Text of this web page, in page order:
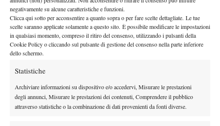
negativamente su alcune caratteristiche e funzioni.
Clicca qui sotto per acconsentire a quanto sopra o per fare scelte dettagliate. Le tue
scelte saranno applicate solamente a questo sito. È possibile modificare le impostazioni
in qualsiasi momento, compreso il ritiro del consenso, utilizzando i pulsanti della
Cookie Policy o cliccando sul pulsante di gestione del consenso nella parte inferiore
dello schermo.
Statistiche
Archiviare informazioni su dispositivo e/o accedervi, Misurare le prestazioni
degli annunci, Misurare le prestazioni dei contenuti, Comprendere il pubblico
attraverso statistiche o la combinazione di dati provenienti da fonti diverse.
dell’intera stagione, è stato un nuovo titolo, per il quale David
avrebbe dovuto attendere l’estate del 2010, quando fu bravo e
fortunato a sfruttare il ritiro, nell’atto conclusivo dell’ottavo future
tedesco, del sempiterno Eric Prodon. Sarebbe stato il primo di
una serie di cinque titoli che il belga avrebbe ottenuto nel giro di
definitivamente il proprio posizionamento nel ranking, ormai alle
soglie della top-200. Utili, come slancio, le tre partite, pur tutte
perse, contro il bulgaro, di soli 5 mesi più giovane, Grigor
Dimitrov, valevoli per piazzamenti lodevoli. Nell’ordine: il titolo